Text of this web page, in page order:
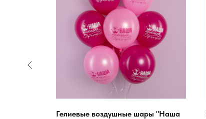
Гелиевые воздушные шары "Наша